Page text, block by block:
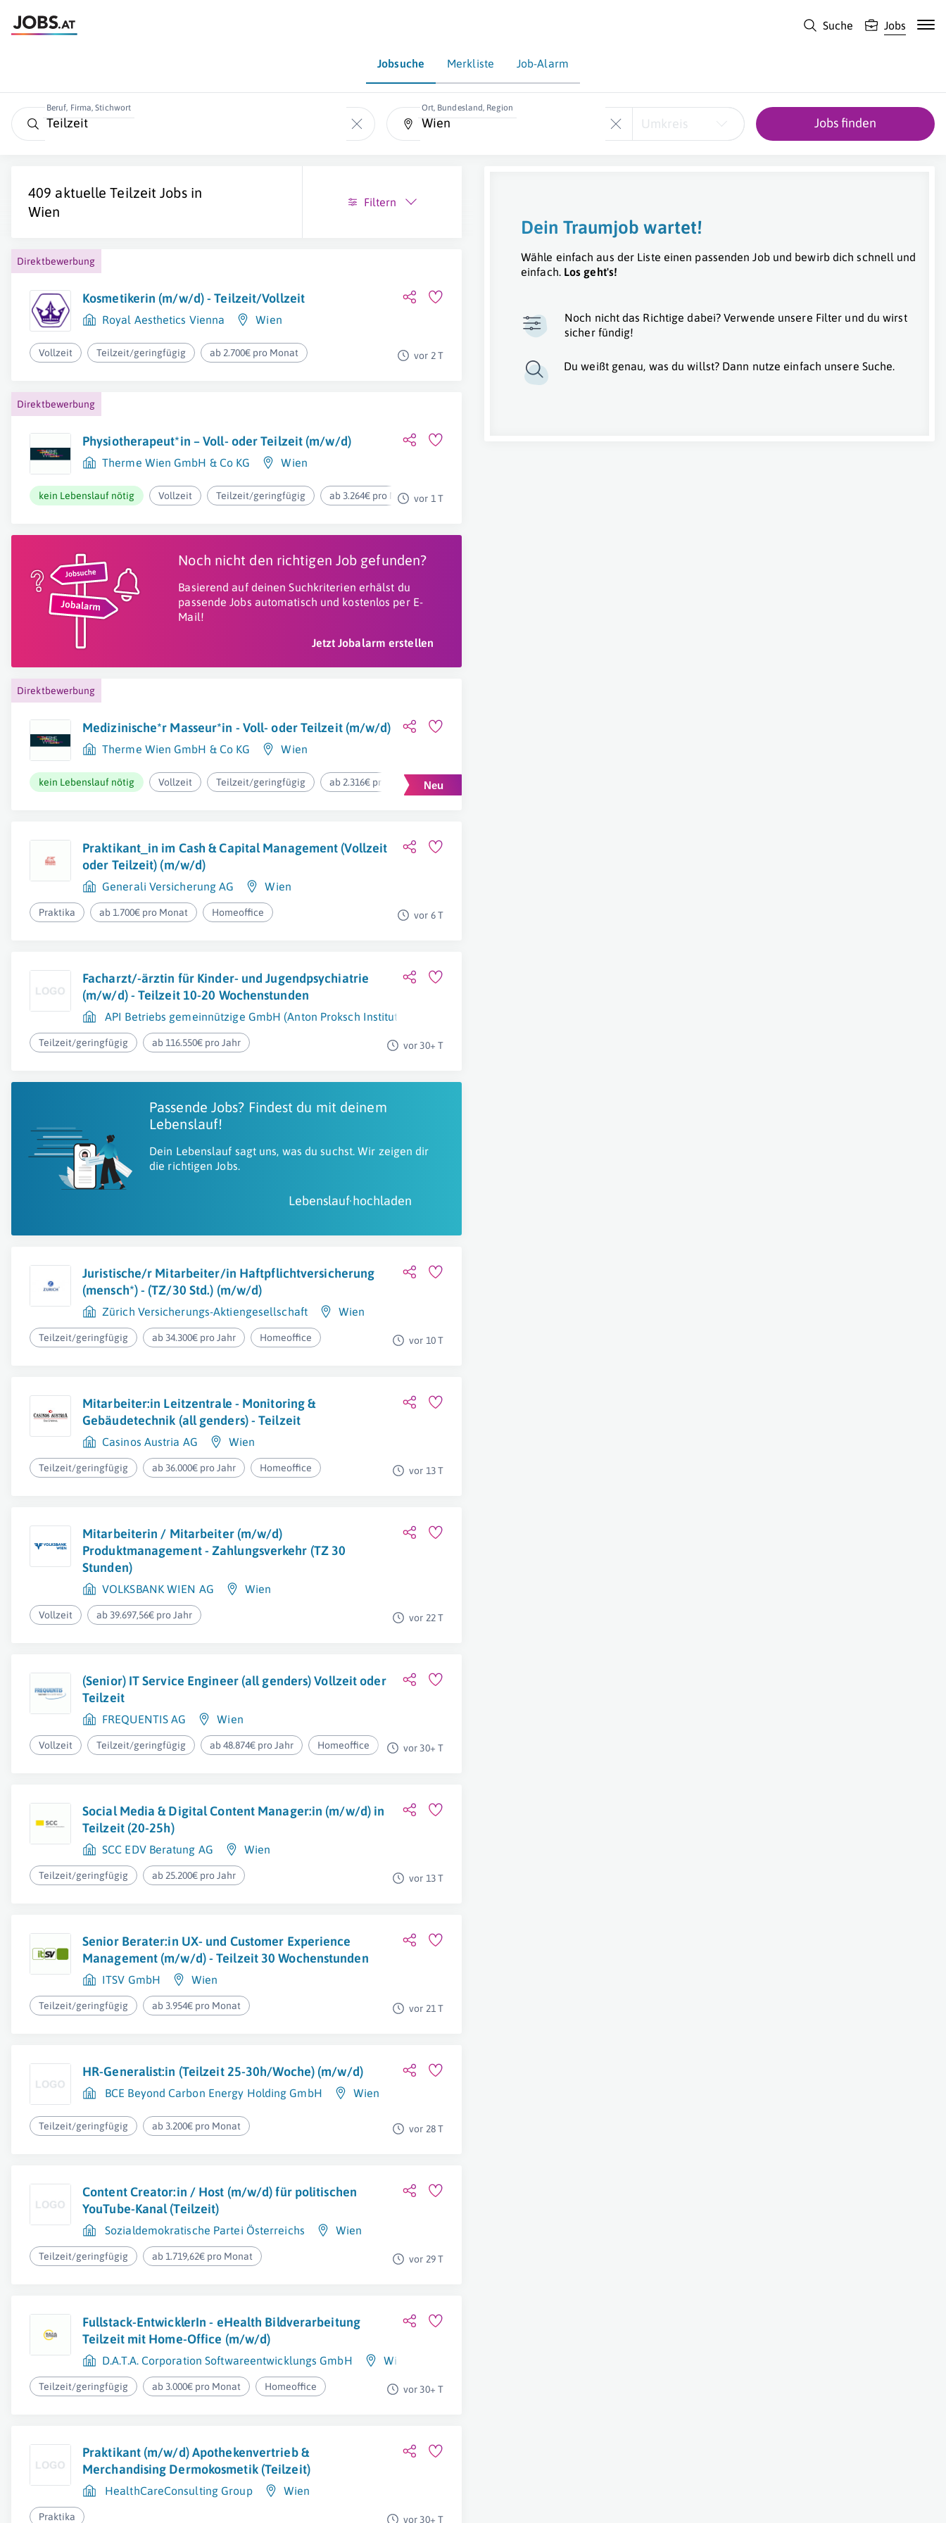
Suche Jobs
Jobsuche Merkliste Job-Alarm
Beruf, Firma, Stichwort Ort, Bundesland, Region
Umkreis Jobs finden
409 aktuelleTeilzeit Jobs in
Wien
Filtern
Direktbewerbung
Kosmetikerin (m/w/d) - Teilzeit/Vollzeit
Royal Aesthetics Vienna Wien
Vollzeit Teilzeit/geringfügig ab 2.700€ pro Monat vor 2 T
Direktbewerbung
Physiotherapeut*in – Voll- oder Teilzeit (m/w/d)
Therme Wien GmbH & Co KG Wien
kein Lebenslauf nötig Vollzeit Teilzeit/geringfügig ab 3.264€ pro Monatvor 1 T
Noch nicht den richtigen Job gefunden?
Basierend auf deinen Suchkriterien erhälst du
passende Jobs automatisch und kostenlos per E-
Mail!
Jetzt Jobalarm erstellen
Direktbewerbung
Medizinische*r Masseur*in - Voll- oder Teilzeit (m/w/d)
Therme Wien GmbH & Co KG Wien
kein Lebenslauf nötig Vollzeit Teilzeit/geringfügig ab 2.316€ pro Monat
Praktikant_in im Cash & Capital Management (Vollzeit
oder Teilzeit) (m/w/d)
Generali Versicherung AG Wien
Praktika ab 1.700€ pro Monat Homeoffice vor 6 T
Facharzt/-ärztin für Kinder- und Jugendpsychiatrie
(m/w/d) - Teilzeit 10-20 Wochenstunden
API Betriebs gemeinnützige GmbH (Anton Proksch Institut)
Teilzeit/geringfügig ab 116.550€ pro Jahr vor 30+ T
Passende Jobs? Findest du mit deinem
Lebenslauf!
Dein Lebenslauf sagt uns, was du suchst. Wir zeigen dir
die richtigen Jobs.
Lebenslauf hochladen
Juristische/r Mitarbeiter/in Haftpflichtversicherung
(mensch*) - (TZ/30 Std.) (m/w/d)
Zürich Versicherungs-Aktiengesellschaft Wien
Teilzeit/geringfügig ab 34.300€ pro Jahr Homeoffice vor 10 T
Mitarbeiter:in Leitzentrale - Monitoring &
Gebäudetechnik (all genders) - Teilzeit
Casinos Austria AG Wien
Teilzeit/geringfügig ab 36.000€ pro Jahr Homeoffice vor 13 T
Mitarbeiterin / Mitarbeiter (m/w/d)
Produktmanagement - Zahlungsverkehr (TZ 30
Stunden)
VOLKSBANK WIEN AG Wien
Vollzeit ab 39.697,56€ pro Jahr vor 22 T
(Senior) IT Service Engineer (all genders) Vollzeit oder
Teilzeit
FREQUENTIS AG Wien
Vollzeit Teilzeit/geringfügig ab 48.874€ pro Jahr Homeoffice vor 30+ T
Social Media & Digital Content Manager:in (m/w/d) in
Teilzeit (20-25h)
SCC EDV Beratung AG Wien
Teilzeit/geringfügig ab 25.200€ pro Jahr vor 13 T
Senior Berater:in UX- und Customer Experience
Management (m/w/d) - Teilzeit 30 Wochenstunden
ITSV GmbH Wien
Teilzeit/geringfügig ab 3.954€ pro Monat vor 21 T
HR-Generalist:in (Teilzeit 25-30h/Woche) (m/w/d)
BCE Beyond Carbon Energy Holding GmbH Wien
Teilzeit/geringfügig ab 3.200€ pro Monat vor 28 T
Content Creator:in / Host (m/w/d) für politischen
YouTube-Kanal (Teilzeit)
Sozialdemokratische Partei Österreichs Wien
Teilzeit/geringfügig ab 1.719,62€ pro Monat vor 29 T
Fullstack-EntwicklerIn - eHealth Bildverarbeitung
Teilzeit mit Home-Office (m/w/d)
D.A.T.A. Corporation Softwareentwicklungs GmbH Wien
Teilzeit/geringfügig ab 3.000€ pro Monat Homeoffice vor 30+ T
Praktikant (m/w/d) Apothekenvertrieb &
Merchandising Dermokosmetik (Teilzeit)
HealthCareConsulting Group Wien
Praktika vor 30+ T
Dein Traumjob wartet!
Wähle einfach aus der Liste einen passenden Job und bewirb dich schnell und
einfach. Los geht's!
Noch nicht das Richtige dabei? Verwende unsere Filter und du wirst
sicher fündig!
Du weißt genau, was du willst? Dann nutze einfach unsere Suche.